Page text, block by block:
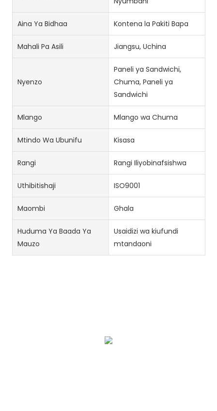
Aina Ya Bidhaa Kontena la Pakiti Bapa
Mahali Pa Asili Jiangsu, Uchina
Nyenzo
Paneli ya Sandwichi,
Chuma, Paneli ya
Sandwichi
Mlango Mlango wa Chuma
Mtindo Wa Ubunifu Kisasa
Rangi Rangi Iliyobinafsishwa
Uthibitishaji ISO9001
Maombi Ghala
Huduma Ya Baada Ya
Mauzo
Usaidizi wa kiufundi
mtandaoni